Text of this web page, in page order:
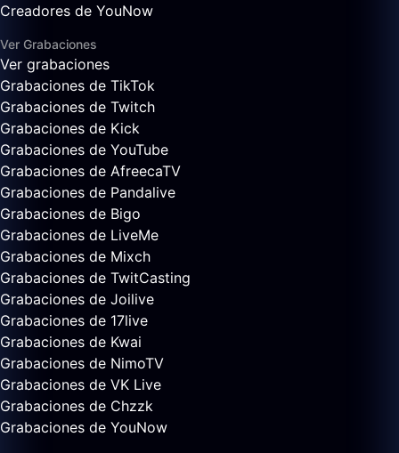
Creadores de YouNow
Ver Grabaciones
Ver grabaciones
Grabaciones de TikTok
Grabaciones de Twitch
Grabaciones de Kick
Grabaciones de YouTube
Grabaciones de AfreecaTV
Grabaciones de Pandalive
Grabaciones de Bigo
Grabaciones de LiveMe
Grabaciones de Mixch
Grabaciones de TwitCasting
Grabaciones de Joilive
Grabaciones de 17live
Grabaciones de Kwai
Grabaciones de NimoTV
Grabaciones de VK Live
Grabaciones de Chzzk
Grabaciones de YouNow